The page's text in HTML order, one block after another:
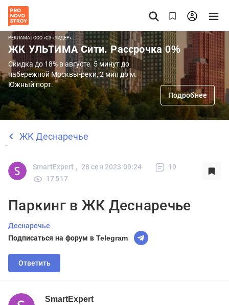
РЕКЛАМА | ООО «СЗ «ЛИДЕР»
ЖК УЛЬТИМА Сити. Рассрочка 0%
Скидка до 18% в августе. 5 минут до
набережной Москвы-реки, 2 мин до м.
Южный порт.
Подробнее
ЖК Деснаречье
SmartExpert , 28 сен 2023 09:24
19
17 517
Паркинг в ЖК Деснаречье
Деснаречье
Подписаться на форум в Telegram
Ответить
SmartExpert
SmartExpert
Новичок
Пользователи